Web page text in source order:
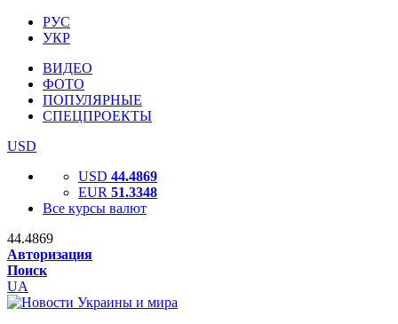
РУС
УКР
ВИДЕО
ФОТО
ПОПУЛЯРНЫЕ
СПЕЦПРОЕКТЫ
USD
USD 44.4869
EUR 51.3348
Все курсы валют
44.4869
Авторизация
Поиск
UA